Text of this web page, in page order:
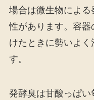
場合は微生物によ
性があります。容
けたときに勢いよ
す。
発酵臭は甘酸っぱ